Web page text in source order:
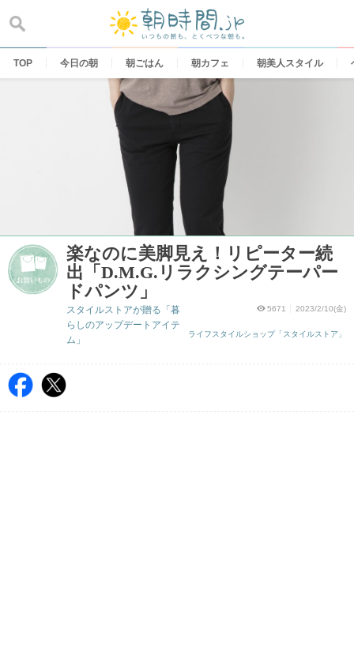
content
TOP 今日の朝 朝ごはん 朝カフェ 朝美人スタイル
楽なのに美脚見え！リピーター続
出「D.M.G.リラクシングテーパー
ドパンツ」
5671 2023/2/10(金)
ライフスタイルショップ「スタイルストア」
スタイルストアが贈る「暮
らしのアップデートアイテ
ム」